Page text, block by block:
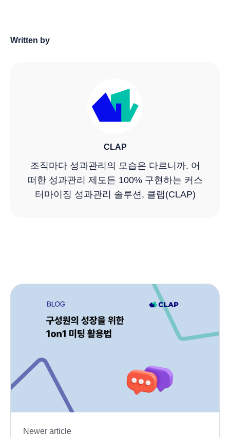
Written by
CLAP
조직마다 성과관리의 모습은 다르니까. 어
떠한 성과관리 제도든 100% 구현하는 커스
터마이징 성과관리 솔루션, 클랩(CLAP)
Newer article